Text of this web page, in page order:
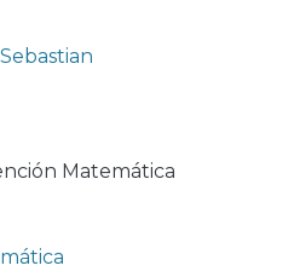
Matemática